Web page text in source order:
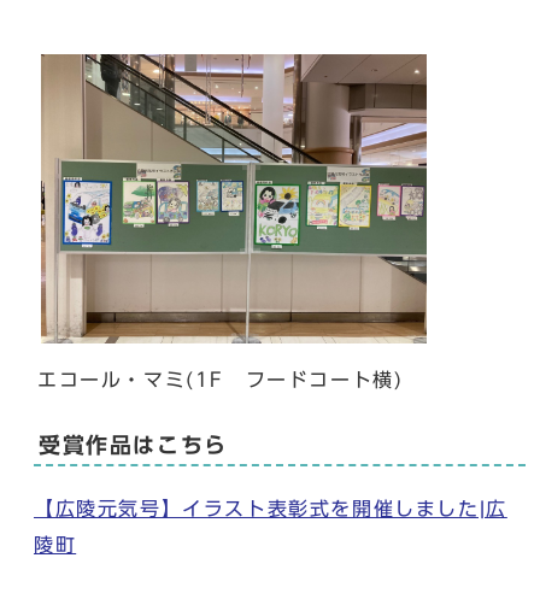
エコール・マミ(1F フードコート横)
受賞作品はこちら
【広陵元気号】イラスト表彰式を開催しました|広
陵町